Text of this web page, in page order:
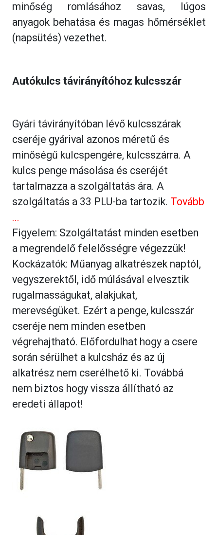
minőség romlásához savas, lúgos
anyagok behatása és magas hőmérséklet
(napsütés) vezethet.
Autókulcs távirányítóhoz kulcsszár
Gyári távirányítóban lévő kulcsszárak
cseréje gyárival azonos méretű és
minőségű kulcspengére, kulcsszárra. A
kulcs penge másolása és cseréjét
tartalmazza a szolgáltatás ára. A
szolgáltatás a 33 PLU-ba tartozik. Tovább
...
Figyelem: Szolgáltatást minden esetben
a megrendelő felelősségre végezzük!
Kockázatók: Műanyag alkatrészek naptól,
vegyszerektől, idő múlásával elvesztik
rugalmasságukat, alakjukat,
merevségüket. Ezért a penge, kulcsszár
cseréje nem minden esetben
végrehajtható. Előfordulhat hogy a csere
során sérülhet a kulcsház és az új
alkatrész nem cserélhető ki. Továbbá
nem biztos hogy vissza állítható az
eredeti állapot!